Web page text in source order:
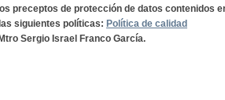
preceptos de protección de datos contenidos
siguientes políticas: Política de calidad
Sergio Israel Franco García.